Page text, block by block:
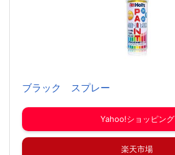
ブラック スプレー
Yahoo!ショッピング
楽天市場